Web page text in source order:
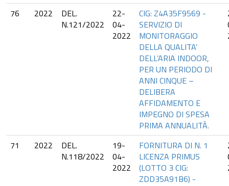
76 2022
DEL.
N.121/2022
22-
04-
2022
CIG: Z4A35F9569 -
SERVIZIO DI
MONITORAGGIO
DELLA QUALITA’
DELL’ARIA INDOOR,
PER UN PERIODO DI
ANNI CINQUE –
DELIBERA
AFFIDAMENTO E
IMPEGNO DI SPESA
PRIMA ANNUALITÀ.
71 2022
DEL.
N.118/2022
19-
04-
2022
FORNITURA DI N. 1
LICENZA PRIMUS
(LOTTO 3 CIG:
ZDD35A91B6) -